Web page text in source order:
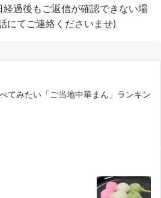
過後もご返信が確認できない場
にてご連絡くださいませ)
てみたい「ご当地中華まん」ランキン